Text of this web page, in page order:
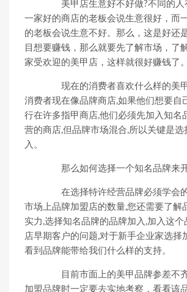
美甲店生意好不好做?不同的人
一家好的商店的老板会说生意很好，而
的老板会说生意不好。那么，这是好还
目想要赚钱，那么就要先了解市场，了
家受欢迎的美甲店，这样就很好赚钱了。
现在的消费者喜欢什么样的美甲
消费者现在像品牌商店,如果他们想要自
行在许多指甲商店,他们必须先加入知名
营的商店,但品牌市场混合,所以关键是选
入。
那么如何选择一个知名品牌来
在选择特许经营品牌必须学会
市场上品牌加盟店的数量,您还需要了解
实力,选择知名品牌的品牌加入,加入这
店早期客户的问题,对于新手企业家选择
看到品牌能带给我们什么样的支持。
目前市面上的美甲品牌参差不
加盟品牌时一定要去实地考察，看看该